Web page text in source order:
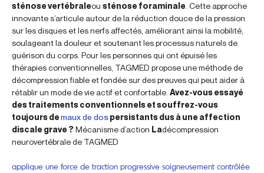
sténose vertébraleou sténose foraminale . Cette approche
innovante s’articule autour de la réduction douce de la pression
sur les disques et les nerfs affectés, améliorant ainsi la mobilité,
soulageant la douleur et soutenant les processus naturels de
guérison du corps. Pour les personnes qui ont épuisé les
thérapies conventionnelles, TAGMED propose une méthode de
décompression fiable et fondée sur des preuves qui peut aider à
rétablir un mode de vie actif et confortable. Avez-vous essayé
des traitements conventionnels et souffrez-vous
toujours demaux de dospersistants dus à une affection
discale grave ?Mécanisme d’action Ladécompression
neurovertébrale de TAGMED
applique une force de traction progressive soigneusement contrôlée